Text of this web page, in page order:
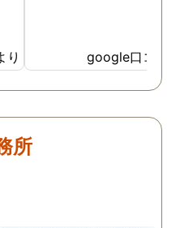
り google口コミ
所